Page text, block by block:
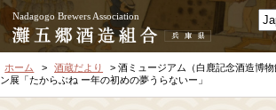
Nadagogo Brewers Association
ホーム 酒蔵だより
酒ミュージアム（白鹿記念酒造博
ン展「たからぶね ー年の初めの夢うらないー」